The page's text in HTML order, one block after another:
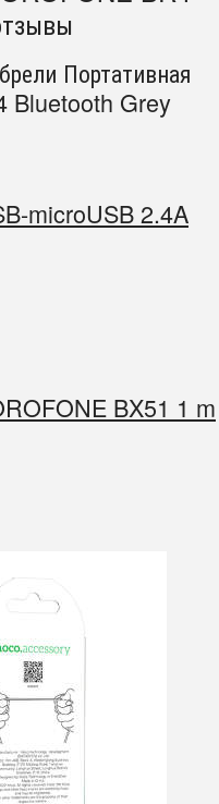
Портативная
Bluetooth Grey
microUSB 2.4A
BX51 1 m